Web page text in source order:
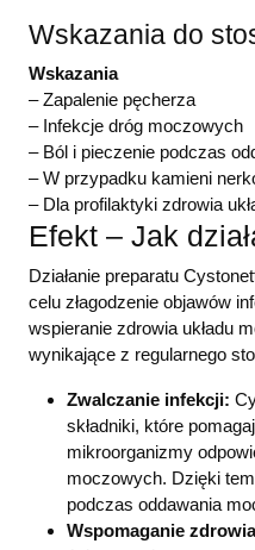
Wskazania do
Wskazania
– Zapalenie pęcherza
– Infekcje dróg moczowych
– Ból i pieczenie podczas
– W przypadku kamieni
– Dla profilaktyki zdrowia
Efekt – Jak
Działanie preparatu
celu złagodzenie objawów
wspieranie zdrowia układu
wynikające z regularnego
Zwalczanie infekcji:
składniki, które
mikroorganizmy
moczowych. Dzięki
podczas oddawania
Wspomaganie